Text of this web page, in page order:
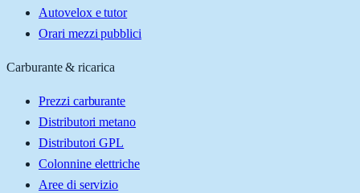
Autovelox e tutor
Orari mezzi pubblici
Carburante & ricarica
Prezzi carburante
Distributori metano
Distributori GPL
Colonnine elettriche
Aree di servizio